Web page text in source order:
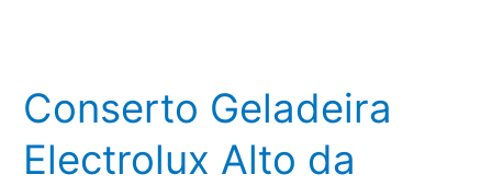
Conserto Geladeira
Electrolux Alto da